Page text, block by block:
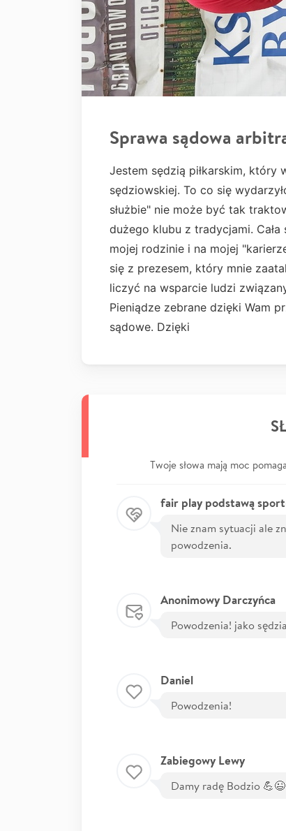
Sprawa sądowa
Jestem sędzią piłkarskim, który
sędziowskiej. To co się
służbie" nie może być tak
dużego klubu z tradycjami.
mojej rodzinie i na mojej
się z prezesem, który mnie
liczyć na wsparcie ludzi
Pieniądze zebrane dzięki Wam
sądowe. Dzięki
Twoje słowa mają moc
fair play podstawą
Nie znam sytuacji ale
powodzenia.
Anonimowy Darczyńca
Powodzenia! jako
Daniel
Powodzenia!
Zabiegowy Lewy
Damy radę Bodzio 💪😉